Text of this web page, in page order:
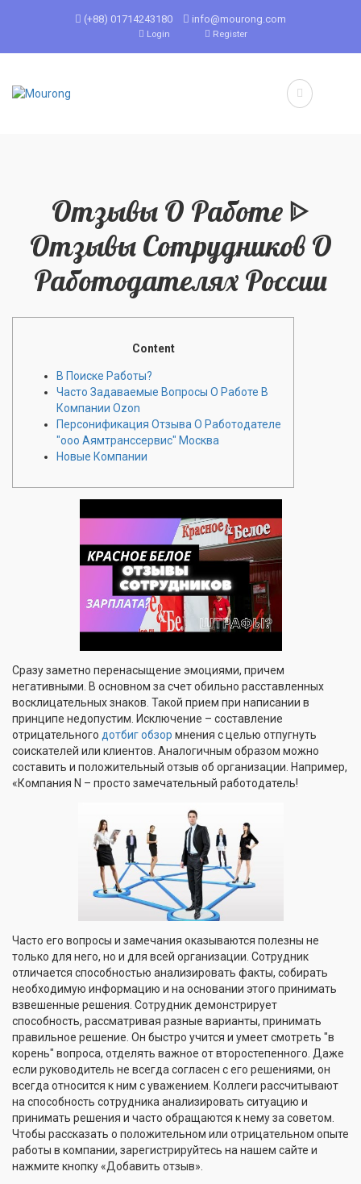
(+88) 01714243180 info@mourong.com
Login Register
Отзывы О Работе ᐈ
Отзывы Сотрудников О
Работодателях России
Content
В Поиске Работы?
Часто Задаваемые Вопросы О Работе В
Компании Ozon
Персонификация Отзыва О Работодателе
"ооо Аямтранссервис" Москва
Новые Компании
Сразу заметно перенасыщение эмоциями, причем
негативными. В основном за счет обильно расставленных
восклицательных знаков. Такой прием при написании в
принципе недопустим. Исключение – составление
отрицательного дотбиг обзор мнения с целью отпугнуть
соискателей или клиентов. Аналогичным образом можно
составить и положительный отзыв об организации. Например,
«Компания N – просто замечательный работодатель!
Часто его вопросы и замечания оказываются полезны не
только для него, но и для всей организации. Сотрудник
отличается способностью анализировать факты, собирать
необходимую информацию и на основании этого принимать
взвешенные решения. Сотрудник демонстрирует
способность, рассматривая разные варианты, принимать
правильное решение. Он быстро учится и умеет смотреть "в
корень" вопроса, отделять важное от второстепенного. Даже
если руководитель не всегда согласен с его решениями, он
всегда относится к ним с уважением. Коллеги рассчитывают
на способность сотрудника анализировать ситуацию и
принимать решения и часто обращаются к нему за советом.
Чтобы рассказать о положительном или отрицательном опыте
работы в компании, зарегистрируйтесь на нашем сайте и
нажмите кнопку «Добавить отзыв».